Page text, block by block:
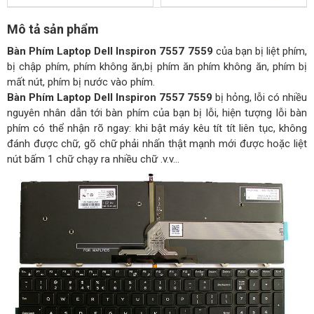
Mô tả sản phẩm
Bàn Phím Laptop Dell Inspiron 7557 7559 của bạn bị liệt phím,
bị chập phím, phím không ăn,bị phím ăn phím không ăn, phím bị
mất nút, phím bị nước vào phím.
Bàn Phím Laptop Dell Inspiron 7557 7559 bị hỏng, lỗi có nhiều
nguyên nhân dẫn tới bàn phím của bạn bị lỗi, hiện tượng lỗi bàn
phím có thể nhận rõ ngay: khi bật máy kêu tít tít liên tục, không
đánh được chữ, gõ chữ phải nhấn thật mạnh mới được hoặc liệt
nút bấm 1 chữ chạy ra nhiều chữ .v.v…